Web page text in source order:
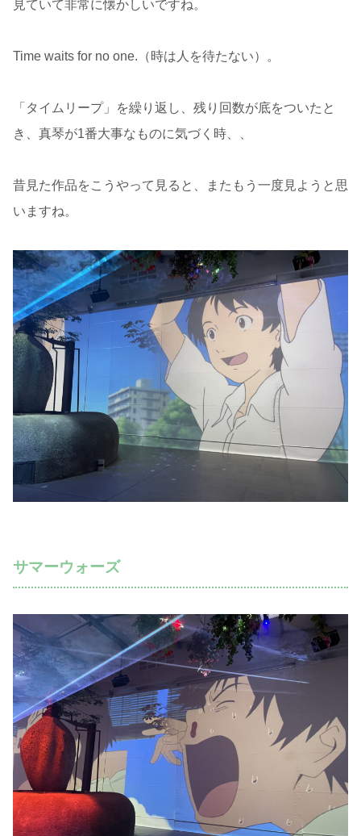
見ていて非常に懐かしいですね。
Time waits for no one.（時は人を待たない）。
「タイムリープ」を繰り返し、残り回数が底をついたと
き、真琴が1番大事なものに気づく時、、
昔見た作品をこうやって見ると、またもう一度見ようと思
いますね。
サマーウォーズ